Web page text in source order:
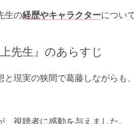
生の経歴やキャラクターについ
先生』のあらすじ
と現実の狭間で葛藤しながらも
、視聴者に感動を与えました。